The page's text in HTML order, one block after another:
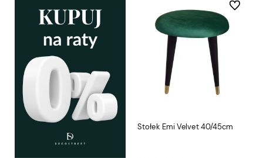
Stołek Emi Velvet 40/45cm
Do